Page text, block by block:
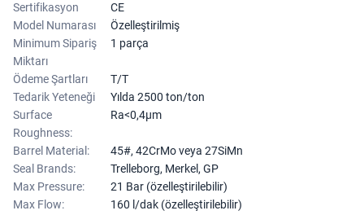
Sertifikasyon
CE
Model Numarası
Özelleştirilmiş
Minimum Sipariş
Miktarı
1 parça
Ödeme Şartları
T/T
Tedarik Yeteneği
Yılda 2500 ton/ton
Surface
Roughness:
Ra<0,4μm
Barrel Material:
45#, 42CrMo veya 27SiMn
Seal Brands:
Trelleborg, Merkel, GP
Max Pressure:
21 Bar (özelleştirilebilir)
Max Flow:
160 l/dak (özelleştirilebilir)